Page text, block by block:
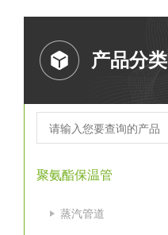
产品分类
聚氨酯保温管
蒸汽管道